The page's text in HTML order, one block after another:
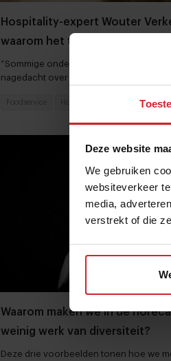
Deze website
We gebruiken
websiteverkeer
media,
verstrekt of die
Hospitality-expert Wouter
waarom het terecht horeca-
regent
“Sommige ondernemers hebben al veel
nagedacht over ‘waarom’ mensen uit
10 maart
Foodservice
Waarom maken we in de
weinig werk van diversiteit?
Deze drie voorbeelden tonen hoe we